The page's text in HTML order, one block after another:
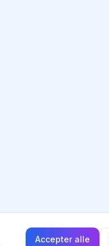
Accepter alle